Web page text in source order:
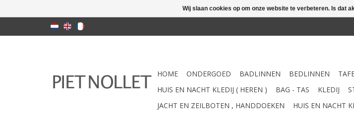
HOME ONDERGOED BADLINNEN BEDLINNEN
HUIS EN NACHT KLEDIJ ( HEREN )
BAG - TAS KLEDIJ
JACHT EN ZEILBOTEN , HANDDOEKEN
HUIS EN NACHT
Wij slaan cookies op om onze website te verbeteren. Is dat